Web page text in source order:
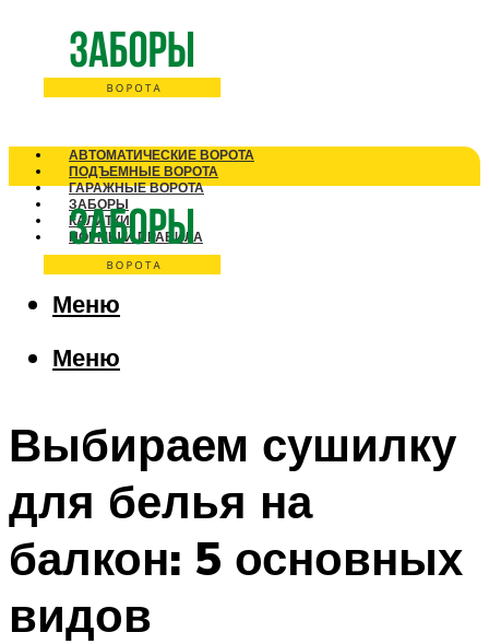
АВТОМАТИЧЕСКИЕ ВОРОТА
ПОДЪЕМНЫЕ ВОРОТА
ГАРАЖНЫЕ ВОРОТА
ЗАБОРЫ
КАЛИТКИ
НОРМЫ И ПРАВИЛА
Меню
Меню
Выбираем сушилку
для белья на
балкон: 5 основных
видов